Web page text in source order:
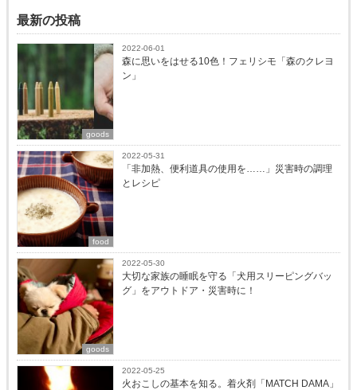
最新の投稿
goods
2022-06-01
森に思いをはせる10色！フェリシモ「森のクレヨ
ン」
food
2022-05-31
「非加熱、便利道具の使用を……」災害時の調理
とレシピ
goods
2022-05-30
大切な家族の睡眠を守る「犬用スリーピングバッ
グ」をアウトドア・災害時に！
2022-05-25
火おこしの基本を知る。着火剤「MATCH DAMA」